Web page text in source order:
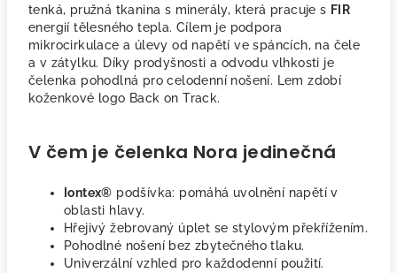
tenká, pružná tkanina s minerály, která pracuje s FIR
energií tělesného tepla. Cílem je podpora
mikrocirkulace a úlevy od napětí ve spáncích, na čele
a v zátylku. Díky prodyšnosti a odvodu vlhkosti je
čelenka pohodlná pro celodenní nošení. Lem zdobí
koženkové logo Back on Track.
V čem je čelenka Nora jedinečná
Iontex® podšívka: pomáhá uvolnění napětí v
oblasti hlavy.
Hřejivý žebrovaný úplet se stylovým překřížením.
Pohodlné nošení bez zbytečného tlaku.
Univerzální vzhled pro každodenní použití.